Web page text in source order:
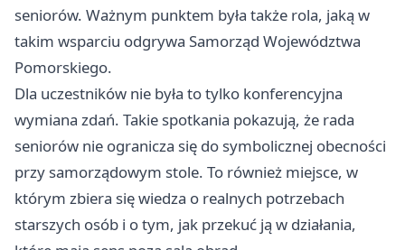
seniorów. Ważnym punktem była także rola, jaką w
takim wsparciu odgrywa Samorząd Województwa
Pomorskiego.
Dla uczestników nie była to tylko konferencyjna
wymiana zdań. Takie spotkania pokazują, że rada
seniorów nie ogranicza się do symbolicznej obecności
przy samorządowym stole. To również miejsce, w
którym zbiera się wiedza o realnych potrzebach
starszych osób i o tym, jak przekuć ją w działania,